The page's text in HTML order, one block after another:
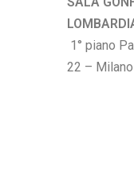
1° piano
22 – Milano